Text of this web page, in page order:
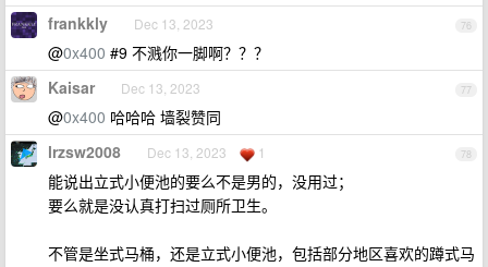
76
frankkly Dec 13, 2023
@0x400 #9 不溅你一脚啊？？？
77
Kaisar Dec 13, 2023
@0x400 哈哈哈 墙裂赞同
78
lrzsw2008 Dec 13, 2023 1
能说出立式小便池的要么不是男的，没用过；
要么就是没认真打扫过厕所卫生。
不管是坐式马桶，还是立式小便池，包括部分地区喜欢的蹲式马